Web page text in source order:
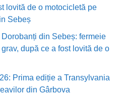
lovită de o motocicletă pe
Sebeș
din Sebeș: fermeie
după ce a fost lovită de o
Prima ediție a Transylvania
din Gârbova